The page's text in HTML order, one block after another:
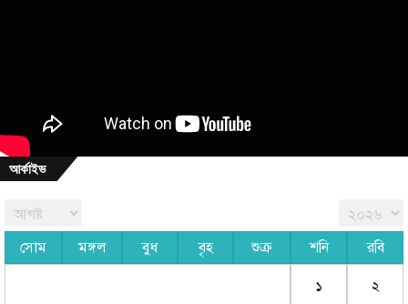
আর্কাইভ
সোম মঙ্গল বুধ বৃহ শুক্র শনি রবি
১ ২